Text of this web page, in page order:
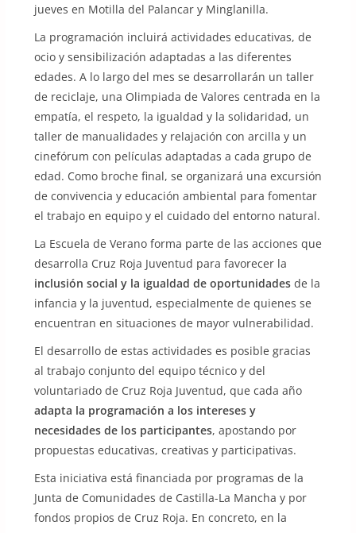
jueves en Motilla del Palancar y Minglanilla.
La programación incluirá actividades educativas, de
ocio y sensibilización adaptadas a las diferentes
edades. A lo largo del mes se desarrollarán un taller
de reciclaje, una Olimpiada de Valores centrada en la
empatía, el respeto, la igualdad y la solidaridad, un
taller de manualidades y relajación con arcilla y un
cinefórum con películas adaptadas a cada grupo de
edad. Como broche final, se organizará una excursión
de convivencia y educación ambiental para fomentar
el trabajo en equipo y el cuidado del entorno natural.
La Escuela de Verano forma parte de las acciones que
desarrolla Cruz Roja Juventud para favorecer la
inclusión social y la igualdad de oportunidadesde la
infancia y la juventud, especialmente de quienes se
encuentran en situaciones de mayor vulnerabilidad.
El desarrollo de estas actividades es posible gracias
al trabajo conjunto del equipo técnico y del
voluntariado de Cruz Roja Juventud, que cada año
adapta la programación a los intereses y
necesidades de los participantes, apostando por
propuestas educativas, creativas y participativas.
Esta iniciativa está financiada por programas de la
Junta de Comunidades de Castilla-La Mancha y por
fondos propios de Cruz Roja. En concreto, en la